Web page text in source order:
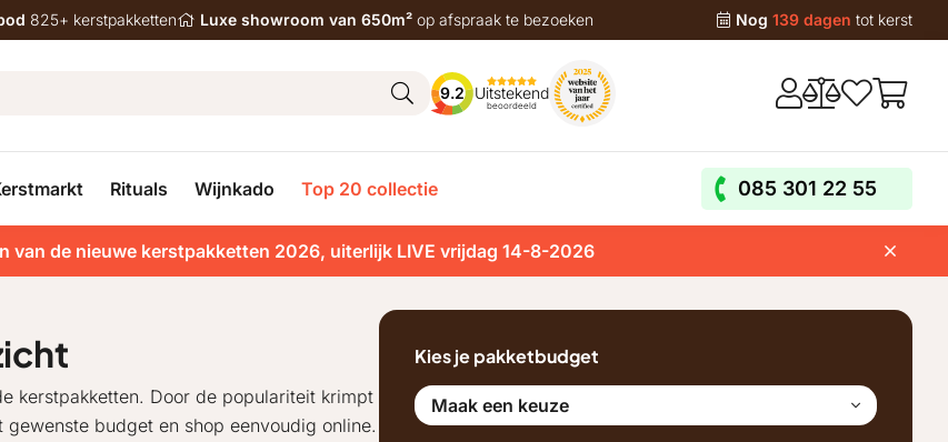
825+ kerstpakketten Luxe showroom van 650m² op afspraak te bezoeken Nog 139 dagen tot kerst
9.2 Uitstekend
beoordeeld
Rituals Wijnkado Top 20 collectie 085 301 22 55
van de nieuwe kerstpakketten 2026, uiterlijk LIVE vrijdag 14-8-2026
kerstpakketten. Door de populariteit krimpt
budget en shop eenvoudig online.
Kies je pakketbudget
Maak een keuze